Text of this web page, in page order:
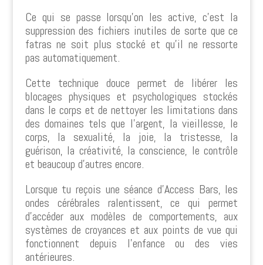
Ce qui se passe lorsqu’on les active, c’est la
suppression des fichiers inutiles de sorte que ce
fatras ne soit plus stocké et qu’il ne ressorte
pas automatiquement.
Cette technique douce permet de libérer les
blocages physiques et psychologiques stockés
dans le corps et de nettoyer les limitations dans
des domaines tels que l’argent, la vieillesse, le
corps, la sexualité, la joie, la tristesse, la
guérison, la créativité, la conscience, le contrôle
et beaucoup d’autres encore.
Lorsque tu reçois une séance d’Access Bars, les
ondes cérébrales ralentissent, ce qui permet
d’accéder aux modèles de comportements, aux
systèmes de croyances et aux points de vue qui
fonctionnent depuis l’enfance ou des vies
antérieures.